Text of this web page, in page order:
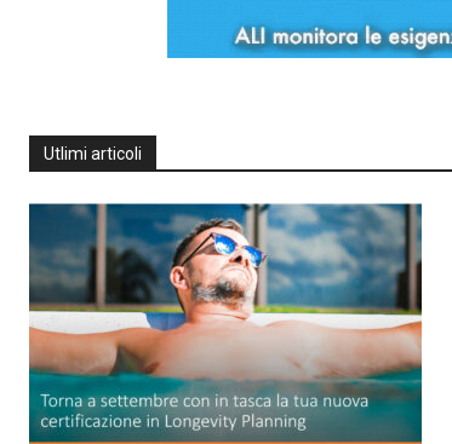
Utlimi articoli